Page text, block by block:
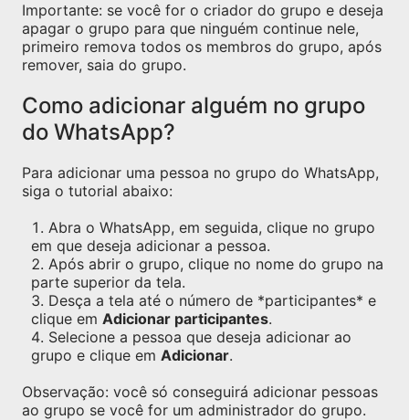
Importante: se você for o criador do grupo e deseja
apagar o grupo para que ninguém continue nele,
primeiro remova todos os membros do grupo, após
remover, saia do grupo.
Como adicionar alguém no grupo
do WhatsApp?
Para adicionar uma pessoa no grupo do WhatsApp,
siga o tutorial abaixo:
Abra o WhatsApp, em seguida, clique no grupo
em que deseja adicionar a pessoa.
Após abrir o grupo, clique no nome do grupo na
parte superior da tela.
Desça a tela até o número de *participantes* e
clique em Adicionar participantes.
Selecione a pessoa que deseja adicionar ao
grupo e clique em Adicionar.
Observação: você só conseguirá adicionar pessoas
ao grupo se você for um administrador do grupo.